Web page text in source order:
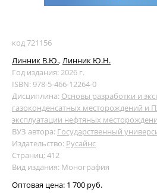
код 721156
Линник В.Ю., Линник Ю.Н.
Год издания: 2026 г.
ISBN: 978-5-466-12264-0
Дисциплина: Основы разработки и
газоконденсатных месторождений и
эксплуатации нефтяных
ВУЗ автора: Государственный
Издательство: Русайнс
Страниц: 412
Вид издания: Монография
Оптовая цена: 1 700 руб.